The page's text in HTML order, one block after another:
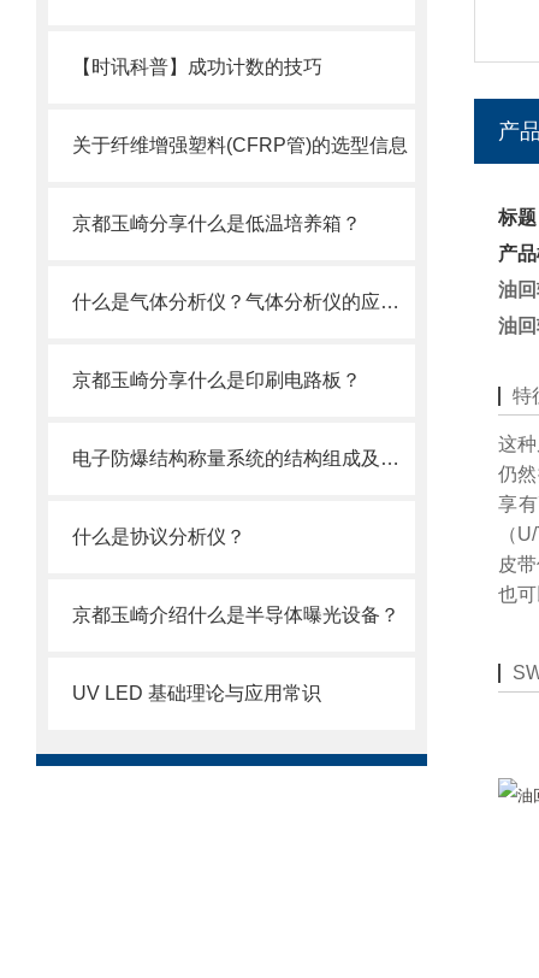
【时讯科普】成功计数的技巧
关于纤维增强塑料(CFRP管)的选型信息
京都玉崎分享什么是低温培养箱？
什么是气体分析仪？气体分析仪的应用及原理
京都玉崎分享什么是印刷电路板？
电子防爆结构称量系统的结构组成及其作用
什么是协议分析仪？
京都玉崎介绍什么是半导体曝光设备？
UV LED 基础理论与应用常识
产
标
产
油
油
特
这
仍
享
（
皮
也